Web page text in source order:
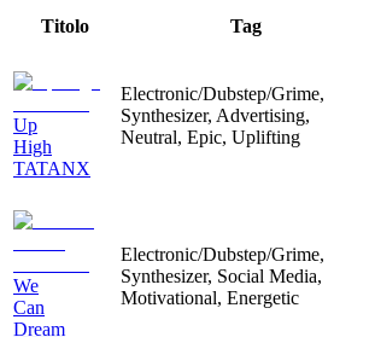
Titolo Tag
Up
High
TATANX
Electronic/Dubstep/Grime,
Synthesizer, Advertising,
Neutral, Epic, Uplifting
We
Can
Dream
Electronic/Dubstep/Grime,
Synthesizer, Social Media,
Motivational, Energetic